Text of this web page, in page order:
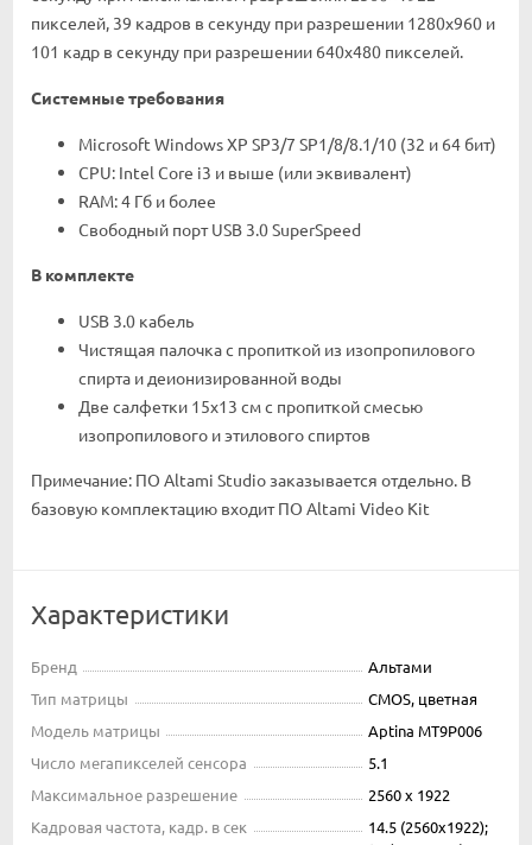
пикселей, 39 кадров в секунду при разрешении 1280x960 и
101 кадр в секунду при разрешении 640x480 пикселей.
Системные требования
Microsoft Windows XP SP3/7 SP1/8/8.1/10 (32 и 64 бит)
CPU: Intel Core i3 и выше (или эквивалент)
RAM: 4 Гб и более
Свободный порт USB 3.0 SuperSpeed
В комплекте
USB 3.0 кабель
Чистящая палочка с пропиткой из изопропилового
спирта и деионизированной воды
Две салфетки 15x13 см с пропиткой смесью
изопропилового и этилового спиртов
Примечание: ПО Altami Studio заказывается отдельно. В
базовую комплектацию входит ПО Altami Video Kit
Характеристики
Бренд
Альтами
Тип матрицы
CMOS, цветная
Модель матрицы
Aptina MT9P006
Число мегапикселей сенсора
5.1
Максимальное разрешение
2560 x 1922
Кадровая частота, кадр. в сек
14.5 (2560x1922);